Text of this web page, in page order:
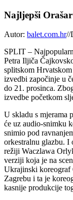
Najljepši
Autor: balet.com.hr//
SPLIT –
Petra Iljiča
splitskom
izvedbi započinje u
do 21. prosinca.
izvedbe početkom
U skladu s mjerama
će uz audio-snimku
snimio pod
orkestralnu glazbu. I
režiji Waczlawa
verziji koja je na
Ukrajinski koreograf
Zagrebu i ta je
kasnije produkcije